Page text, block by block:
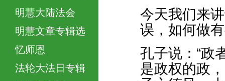
明慧大陆法会
明慧文章专辑选
忆师恩
法轮大法日专辑
今天我们来
误，如何做
孔子说：“政
是政权的政